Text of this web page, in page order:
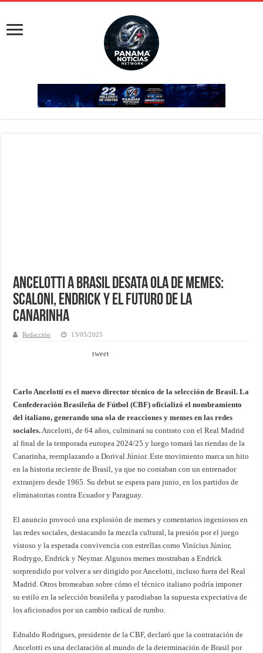
Ancelotti a Brasil desata ola de memes:
Scaloni, Endrick y el futuro de la
Canarinha
Redacción 13/05/2025
tweet
Carlo Ancelotti es el nuevo director técnico de la selección de Brasil. La
Confederación Brasileña de Fútbol (CBF) oficializó el nombramiento
del italiano, generando una ola de reacciones y memes en las redes
sociales.Ancelotti, de 64 años, culminará su contrato con el Real Madrid
al final de la temporada europea 2024/25 y luego tomará las riendas de la
Canarinha, reemplazando a Dorival Júnior. Este movimiento marca un hito
en la historia reciente de Brasil, ya que no contaban con un entrenador
extranjero desde 1965. Su debut se espera para junio, en los partidos de
eliminatorias contra Ecuador y Paraguay.
El anuncio provocó una explosión de memes y comentarios ingeniosos en
las redes sociales, destacando la mezcla cultural, la presión por el juego
vistoso y la esperada convivencia con estrellas como Vinícius Júnior,
Rodrygo, Endrick y Neymar. Algunos memes mostraban a Endrick
sorprendido por volver a ser dirigido por Ancelotti, incluso fuera del Real
Madrid. Otros bromeaban sobre cómo el técnico italiano podría imponer
su estilo en la selección brasileña y parodiaban la supuesta expectativa de
los aficionados por un cambio radical de rumbo.
Ednaldo Rodrigues, presidente de la CBF, declaró que la contratación de
Ancelotti es una declaración al mundo de la determinación de Brasil por